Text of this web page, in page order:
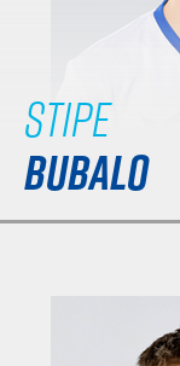
Stipe
BUBALO